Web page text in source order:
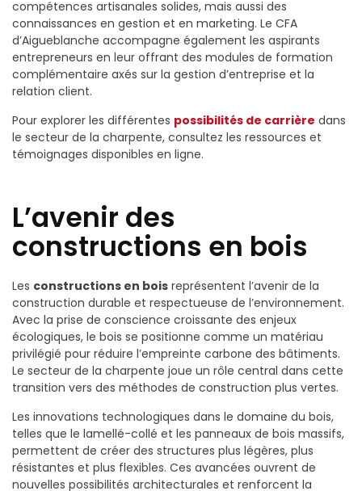
compétences artisanales solides, mais aussi des
connaissances en gestion et en marketing. Le CFA
d’Aigueblanche accompagne également les aspirants
entrepreneurs en leur offrant des modules de formation
complémentaire axés sur la gestion d’entreprise et la
relation client.
Pour explorer les différentes possibilités de carrière dans
le secteur de la charpente, consultez les ressources et
témoignages disponibles en ligne.
L’avenir des
constructions en bois
Les constructions en bois représentent l’avenir de la
construction durable et respectueuse de l’environnement.
Avec la prise de conscience croissante des enjeux
écologiques, le bois se positionne comme un matériau
privilégié pour réduire l’empreinte carbone des bâtiments.
Le secteur de la charpente joue un rôle central dans cette
transition vers des méthodes de construction plus vertes.
Les innovations technologiques dans le domaine du bois,
telles que le lamellé-collé et les panneaux de bois massifs,
permettent de créer des structures plus légères, plus
résistantes et plus flexibles. Ces avancées ouvrent de
nouvelles possibilités architecturales et renforcent la